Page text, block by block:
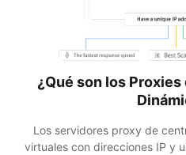
¿Qué son los
Los servidores proxy de
virtuales con direcciones IP y